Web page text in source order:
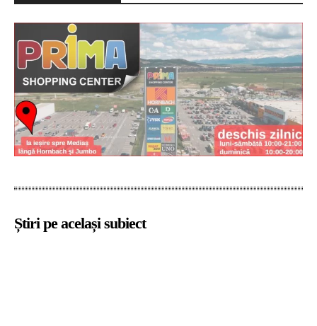
Știri pe același subiect